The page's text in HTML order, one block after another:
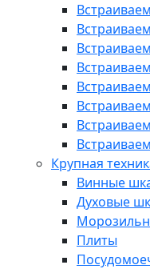
Крупная
Винные
Духовые
Плиты